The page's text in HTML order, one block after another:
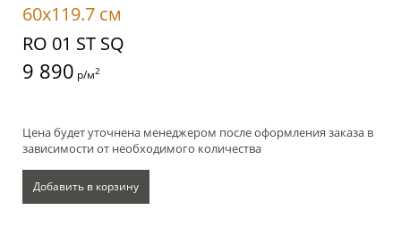
60x119.7 см
RO 01 ST SQ
9 890 р/м2
Цена будет уточнена менеджером после оформления заказа в
зависимости от необходимого количества
Добавить в корзину